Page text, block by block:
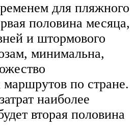
для пляжного
половина месяца,
и штормового
минимальна,
маршрутов по стране.
наиболее
вторая половина